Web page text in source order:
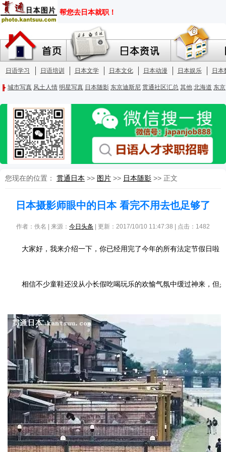
您现在的位置： 贯通日本 >> 图片 >> 日本随影 >> 正文
日本摄影师眼中的日本 看完不用去也足够了
作者：佚名 | 来源： 今日头条 | 更新：2017/10/10 11:47:38 | 点击： 1482
大家好，我来介绍一下，你已经用完了今年的所有法定节假日啦！
相信不少童鞋还没从小长假吃喝玩乐的欢愉气氛中缓过神来，但